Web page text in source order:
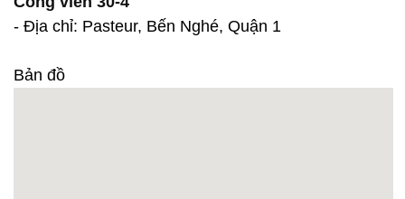
- Địa chỉ: Pasteur, Bến Nghé, Quận 1
Bản đồ